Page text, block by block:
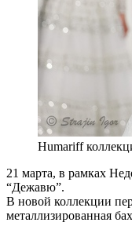
Humariff
21 марта, в рамках
“Дежавю”.
В новой коллекции
металлизированная